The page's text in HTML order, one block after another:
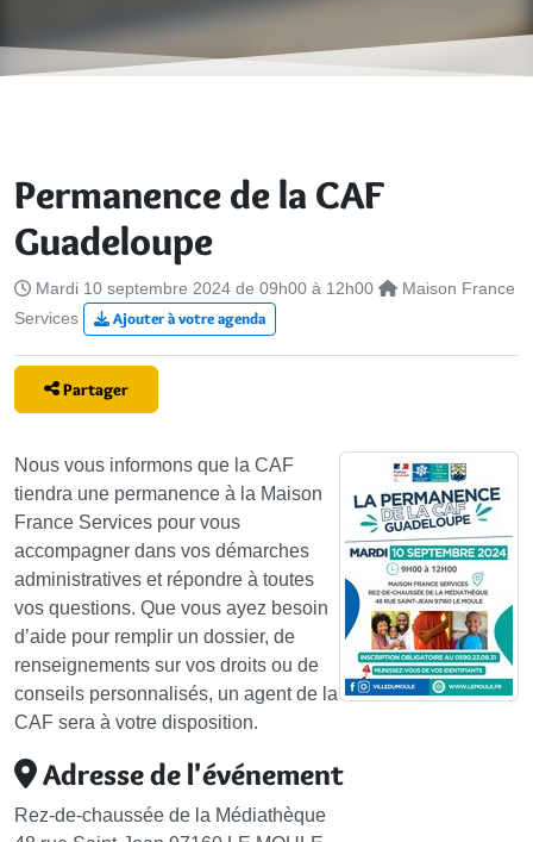
Permanence de la CAF
Guadeloupe
Mardi 10 septembre 2024 de 09h00 à 12h00
Maison France
Services
Ajouter à votre agenda
Partager
Nous vous informons que la CAF
tiendra une permanence à la Maison
France Services pour vous
accompagner dans vos démarches
administratives et répondre à toutes
vos questions. Que vous ayez besoin
d’aide pour remplir un dossier, de
renseignements sur vos droits ou de
conseils personnalisés, un agent de la
CAF sera à votre disposition.
Adresse de l'événement
Rez-de-chaussée de la Médiathèque